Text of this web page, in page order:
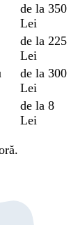
de la 350
Lei
de la 225
Lei
de la 300
Lei
de la 8
Lei